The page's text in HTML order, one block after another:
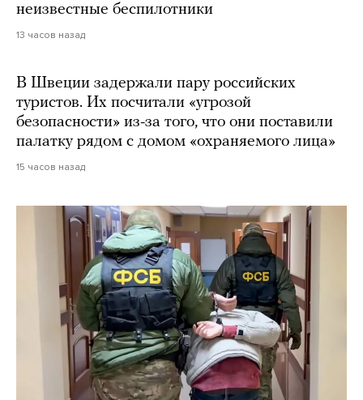
неизвестные беспилотники
13 часов назад
В Швеции задержали пару российских
туристов. Их посчитали «угрозой
безопасности» из-за того, что они поставили
палатку рядом с домом «охраняемого лица»
15 часов назад